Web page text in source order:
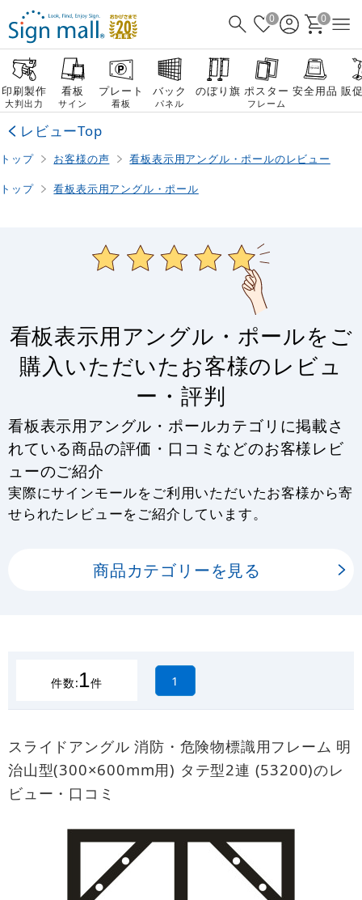
0 0
印刷製作
大判出力
看板
サイン
プレート
看板
バック
パネル
のぼり旗 ポスター
フレーム
安全用品 販
レビューTop
トップ お客様の声 看板表示用アングル・ポールのレビュー
トップ 看板表示用アングル・ポール
看板表示用アングル・ポールをご
購入いただいたお客様のレビュ
ー・評判
看板表示用アングル・ポールカテゴリに掲載さ
れている商品の評価・口コミなどのお客様レビ
ューのご紹介
実際にサインモールをご利用いただいたお客様から寄
せられたレビューをご紹介しています。
商品カテゴリーを見る
件数:1件 1
スライドアングル 消防・危険物標識用フレーム 明
治山型(300×600mm用) タテ型2連 (53200)のレ
ビュー・口コミ